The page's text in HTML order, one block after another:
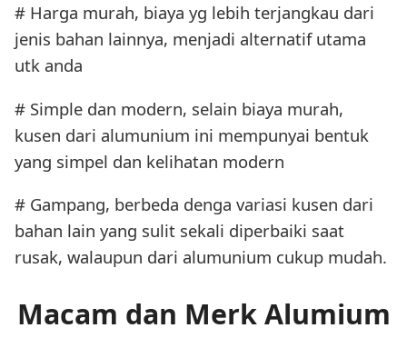
# Harga murah, biaya yg lebih terjangkau dari
jenis bahan lainnya, menjadi alternatif utama
utk anda
# Simple dan modern, selain biaya murah,
kusen dari alumunium ini mempunyai bentuk
yang simpel dan kelihatan modern
# Gampang, berbeda denga variasi kusen dari
bahan lain yang sulit sekali diperbaiki saat
rusak, walaupun dari alumunium cukup mudah.
Macam dan Merk Alumium